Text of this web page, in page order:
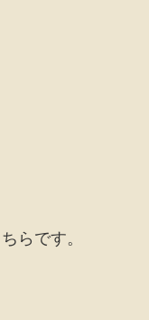
らです。